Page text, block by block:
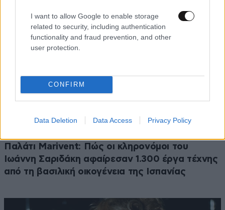
I want to allow Google to enable storage
related to security, including authentication
functionality and fraud prevention, and other
user protection.
CONFIRM
Data Deletion Data Access Privacy Policy
Παλάτι Marivent: Πώς οι κληρονόμοι του
Ιωάννη Σαριδάκη αφαίρεσαν 1.300 έργα τέχνης
από τη βασιλική οικογένεια της Ισπανίας